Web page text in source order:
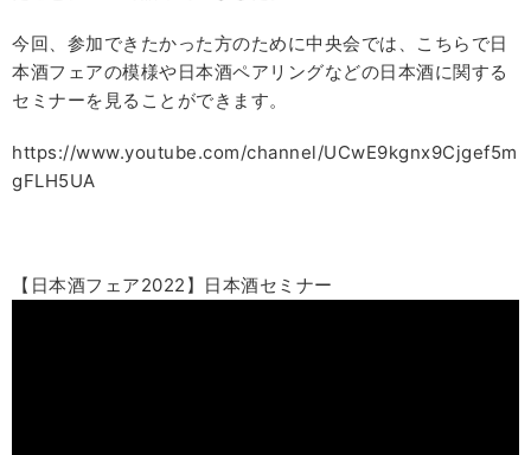
今回、参加できたかった方のために中央会では、こちらで日
本酒フェアの模様や日本酒ペアリングなどの日本酒に関する
セミナーを見ることができます。
https://www.youtube.com/channel/UCwE9kgnx9Cjgef5m
gFLH5UA
【日本酒フェア2022】日本酒セミナー